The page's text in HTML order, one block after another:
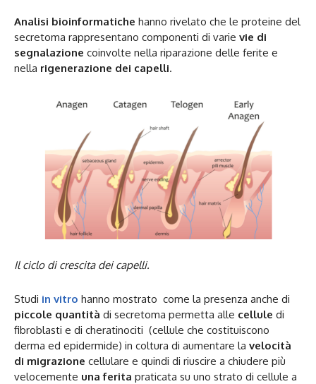
Analisi bioinformatiche hanno rivelato che le proteine del
secretoma rappresentano componenti di varie vie di
segnalazione coinvolte nella riparazione delle ferite e
nella rigenerazione dei capelli.
Il ciclo di crescita dei capelli.
Studi in vitro hanno mostrato come la presenza anche di
piccole quantità di secretoma permetta alle cellule di
fibroblasti e di cheratinociti (cellule che costituiscono
derma ed epidermide) in coltura di aumentare la velocità
di migrazione cellulare e quindi di riuscire a chiudere più
velocemente una ferita praticata su uno strato di cellule a